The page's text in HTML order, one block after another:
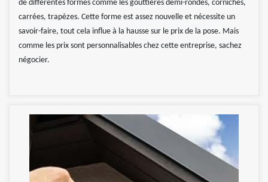
de différentes formes comme les gouttières demi-rondes, corniches,
carrées, trapèzes. Cette forme est assez nouvelle et nécessite un
savoir-faire, tout cela influe à la hausse sur le prix de la pose. Mais
comme les prix sont personnalisables chez cette entreprise, sachez
négocier.